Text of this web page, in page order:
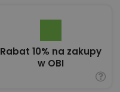
Rabat 10% na zakupy
w OBI